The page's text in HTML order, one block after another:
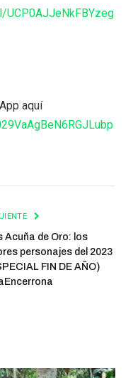
UCP0AJJeNkFBYzeg
aquí
Acuña de Oro: los
personajes del 2023
FIN DE AÑO)